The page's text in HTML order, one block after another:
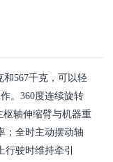
和567千克，可以轻
。360度连续旋转
枢轴伸缩臂与机器重
；全时主动摆动轴
驶时维持牵引